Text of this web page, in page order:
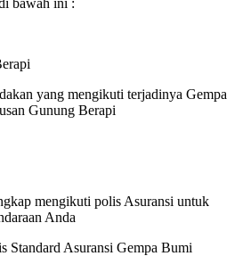
bawah ini :
yang mengikuti terjadinya Gempa
Gunung Berapi
mengikuti polis Asuransi untuk
Anda
Standard Asuransi Gempa Bumi